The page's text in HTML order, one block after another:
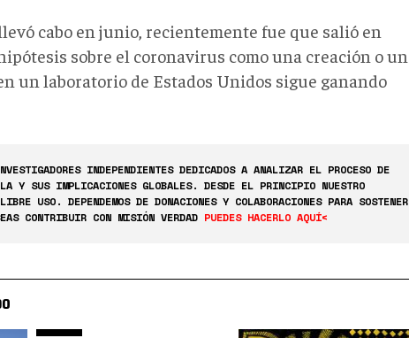
cabo en junio, recientemente fue que salió en
sobre el coronavirus como una creación o un
un laboratorio de Estados Unidos sigue ganando
INDEPENDIENTES DEDICADOS A ANALIZAR EL PROCESO DE
Y SUS IMPLICACIONES GLOBALES. DESDE EL PRINCIPIO NUESTRO
USO. DEPENDEMOS DE DONACIONES Y COLABORACIONES PARA SOSTENER
CONTRIBUIR CON MISIÓN VERDAD PUEDES HACERLO AQUÍ<